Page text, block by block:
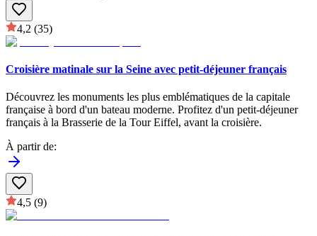
4,2 (35)
Croisière matinale sur la Seine avec petit-déjeuner français
Découvrez les monuments les plus emblématiques de la capitale
française à bord d'un bateau moderne. Profitez d'un petit-déjeuner
français à la Brasserie de la Tour Eiffel, avant la croisière.
À partir de:
4,5 (9)